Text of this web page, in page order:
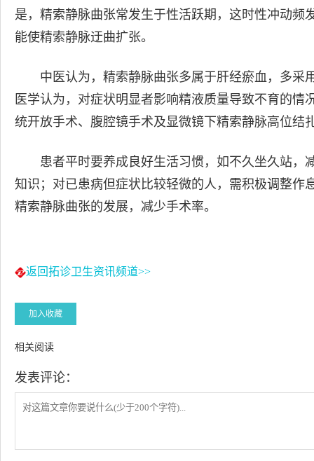
是，精索静脉曲张常发生于性活跃期，这时性冲动频
能使精索静脉迂曲扩张。
中医认为，精索静脉曲张多属于肝经瘀血，多采
医学认为，对症状明显者影响精液质量导致不育的
统开放手术、腹腔镜手术及显微镜下精索静脉高位结
患者平时要养成良好生活习惯，如不久坐久站，
知识；对已患病但症状比较轻微的人，需积极调整作
精索静脉曲张的发展，减少手术率。
返回拓诊卫生资讯频道>>
加入收藏
相关阅读
发表评论：